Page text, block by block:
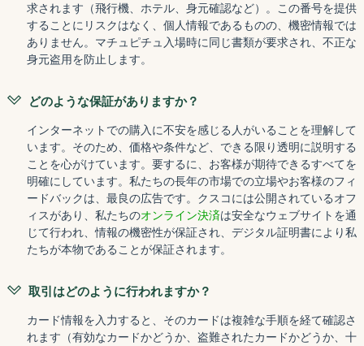
求されます（飛行機、ホテル、身元確認など）。この番号を提供
することにリスクはなく、個人情報であるものの、機密情報では
ありません。マチュピチュ入場時に同じ書類が要求され、不正な
身元盗用を防止します。
どのような保証がありますか？
インターネットでの購入に不安を感じる人がいることを理解して
います。そのため、価格や条件など、できる限り透明に説明する
ことを心がけています。要するに、お客様が期待できるすべてを
明確にしています。私たちの長年の市場での立場やお客様のフィ
ードバックは、最良の広告です。クスコには公開されているオフ
ィスがあり、私たちのオンライン決済は安全なウェブサイトを通
じて行われ、情報の機密性が保証され、デジタル証明書により私
たちが本物であることが保証されます。
取引はどのように行われますか？
カード情報を入力すると、そのカードは複雑な手順を経て確認さ
れます（有効なカードかどうか、盗難されたカードかどうか、十